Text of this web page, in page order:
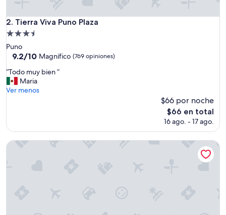
2. Tierra Viva Puno Plaza
Tierra Viva Puno Plaza
Propiedad
de
3.5
Puno
9.2
10,
Magnífico,
(769
9.2/10 Magnífico (769 opiniones)
“
T
o
u
b
“Todo muy bien ”
Maria
Ver menos
$66 por noche
El
precio
es
$66 en total
16 ago. - 17 ago.
Sonesta Posadas del Inca Lake Titicaca - Puno